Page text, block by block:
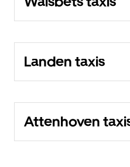
Landen taxis
Attenhoven